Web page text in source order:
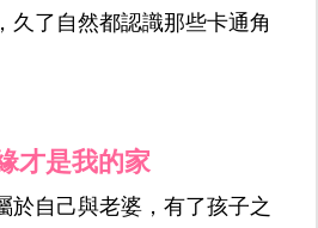
久了自然都認識那些卡通角
才是我的家
於自己與老婆，有了孩子之